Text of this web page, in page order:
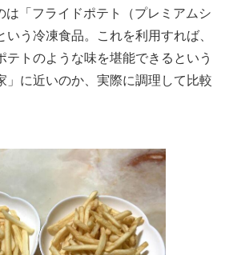
「フライドポテト（プレミアムシ
う冷凍食品。これを利用すれば、
テトのような味を堪能できるという
」に近いのか、実際に調理して比較